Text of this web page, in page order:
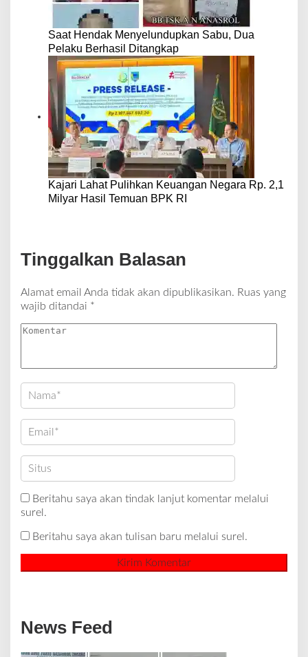
Saat Hendak Menyelundupkan Sabu, Dua
Pelaku Berhasil Ditangkap
Kajari Lahat Pulihkan Keuangan Negara Rp. 2,1
Milyar Hasil Temuan BPK RI
Tinggalkan Balasan
Alamat email Anda tidak akan dipublikasikan. Ruas yang
wajib ditandai *
Beritahu saya akan tindak lanjut komentar melalui
surel.
Beritahu saya akan tulisan baru melalui surel.
News Feed